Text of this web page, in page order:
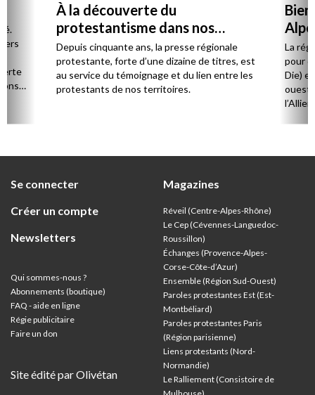
À la découverte du
protestantisme dans nos
régions
Depuis cinquante ans, la presse régionale
protestante, forte d’une dizaine de titres, est
au service du témoignage et du lien entre les
protestants de nos territoires.
La
pour
Die)
ouest,
Se connecter
Créer un compte
Newsletters
Qui sommes-nous ?
Abonnements (boutique)
FAQ - aide en ligne
Régie publicitaire
Faire un don
Site édité par Olivétan
Magazines
Réveil (Centre-Alpes-Rhône)
Le Cep (Cévennes-Languedoc-
Roussillon)
Échanges (Provence-Alpes-
Corse-Côte-d’Azur)
Ensemble (Région Sud-Ouest)
Paroles protestantes Est (Est-
Montbéliard)
Paroles protestantes Paris
(Région parisienne)
Liens protestants (Nord-
Normandie)
Le Ralliement (Consistoire de